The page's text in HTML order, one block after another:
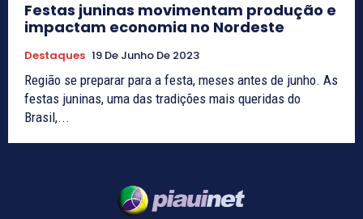
Festas juninas movimentam produção e
impactam economia no Nordeste
Destaques 19 De Junho De 2023
Região se preparar para a festa, meses antes de junho. As
festas juninas, uma das tradições mais queridas do
Brasil,...